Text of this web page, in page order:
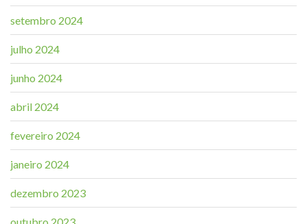
setembro 2024
julho 2024
junho 2024
abril 2024
fevereiro 2024
janeiro 2024
dezembro 2023